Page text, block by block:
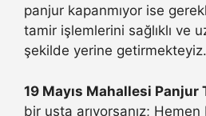
panjur kapanmıyor ise
tamir işlemlerini sağlıklı ve
şekilde yerine getirmekteyiz.
19 Mayıs Mahallesi Panjur
bir usta arıyorsanız; Hemen